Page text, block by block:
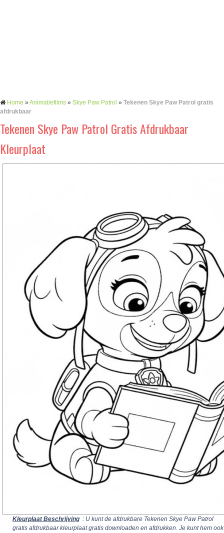
Home »Animatiefilms » Skye Paw Patrol » Tekenen Skye Paw Patrol gratis
afdrukbaar
Tekenen Skye Paw Patrol Gratis Afdrukbaar
Kleurplaat
Kleurplaat Beschrijving : U kunt de afdrukbare Tekenen Skye Paw Patrol
gratis afdrukbaar kleurplaat gratis downloaden en afdrukken. Je kunt hem ook